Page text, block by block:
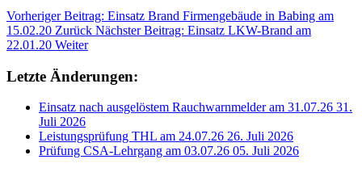
Vorheriger Beitrag: Einsatz Brand Firmengebäude in Babing am
15.02.20 Zurück Nächster Beitrag: Einsatz LKW-Brand am
22.01.20 Weiter
Letzte Änderungen:
Einsatz nach ausgelöstem Rauchwarnmelder am 31.07.26 31.
Juli 2026
Leistungsprüfung THL am 24.07.26 26. Juli 2026
Prüfung CSA-Lehrgang am 03.07.26 05. Juli 2026